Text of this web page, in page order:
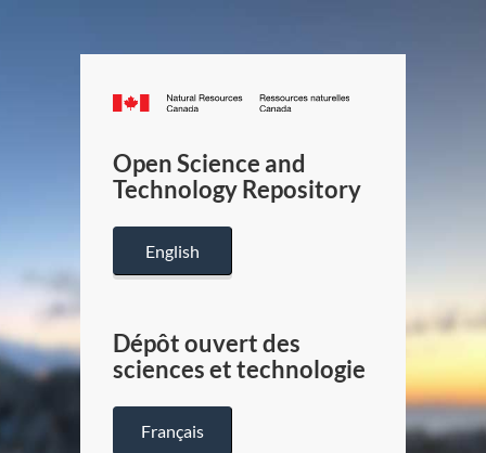
Canada.ca
/
Canada
Open Science and
Technology Repository
English
Dépôt ouvert des
sciences et technologie
Français